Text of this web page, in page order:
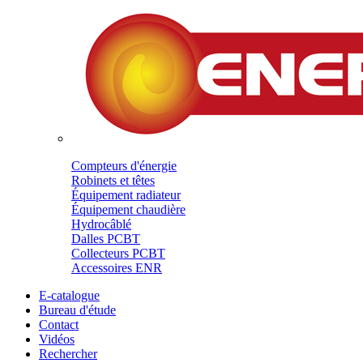
Compteurs d'énergie
Robinets et têtes
Équipement radiateur
Équipement chaudière
Hydrocâblé
Dalles PCBT
Collecteurs PCBT
Accessoires ENR
E-catalogue
Bureau d'étude
Contact
Vidéos
Rechercher